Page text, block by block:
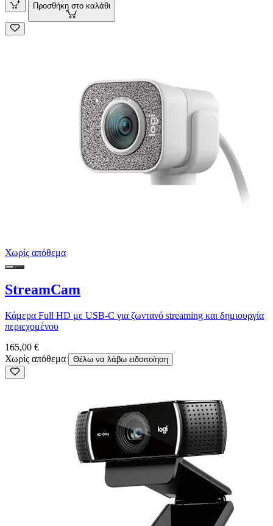
Προσθήκη στο καλάθι
Χωρίς απόθεμα
StreamCam
Κάμερα Full HD με USB-C για ζωντανό streaming και δημιουργία
περιεχομένου
165,00 €
Χωρίς απόθεμα
Θέλω να λάβω ειδοποίηση